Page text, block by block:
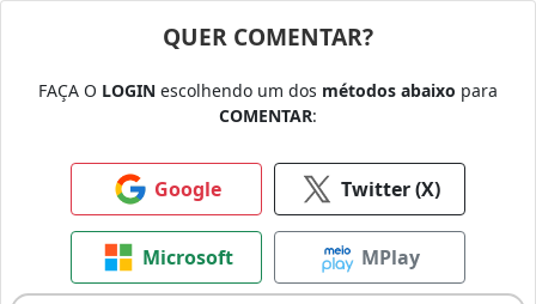
QUER COMENTAR?
FAÇA O LOGIN escolhendo um dos métodos abaixo para
COMENTAR:
Google Twitter (X)
Microsoft MPlay